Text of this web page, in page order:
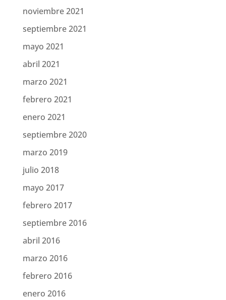
noviembre 2021
septiembre 2021
mayo 2021
abril 2021
marzo 2021
febrero 2021
enero 2021
septiembre 2020
marzo 2019
julio 2018
mayo 2017
febrero 2017
septiembre 2016
abril 2016
marzo 2016
febrero 2016
enero 2016